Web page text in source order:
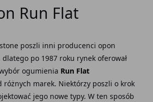
Run Flat
poszli inni producenci opon
po 1987 roku rynek oferował
ogumienia Run Flat
różnych marek. Niektórzy poszli o krok
jego nowe typy. W ten sposób